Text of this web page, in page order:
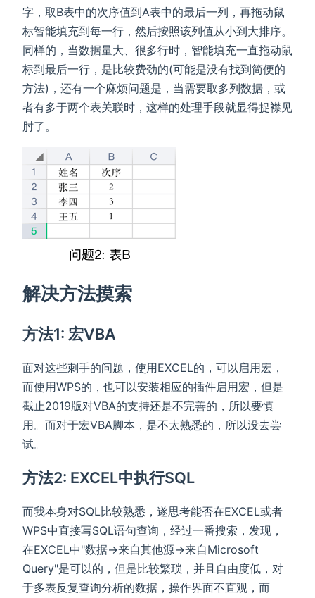
字，取B表中的次序值到A表中的最后一列，再拖动鼠
标智能填充到每一行，然后按照该列值从小到大排序。
同样的，当数据量大、很多行时，智能填充一直拖动鼠
标到最后一行，是比较费劲的(可能是没有找到简便的
方法)，还有一个麻烦问题是，当需要取多列数据，或
者有多于两个表关联时，这样的处理手段就显得捉襟见
肘了。
解决方法摸索
方法1: 宏VBA
面对这些刺手的问题，使用EXCEL的，可以启用宏，
而使用WPS的，也可以安装相应的插件启用宏，但是
截止2019版对VBA的支持还是不完善的，所以要慎
用。而对于宏VBA脚本，是不太熟悉的，所以没去尝
试。
方法2: EXCEL中执行SQL
而我本身对SQL比较熟悉，遂思考能否在EXCEL或者
WPS中直接写SQL语句查询，经过一番搜索，发现，
在EXCEL中"数据->来自其他源->来自Microsoft
Query"是可以的，但是比较繁琐，并且自由度低，对
于多表反复查询分析的数据，操作界面不直观，而